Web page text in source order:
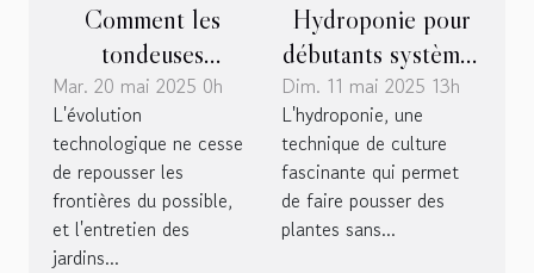
Comment les
tondeuses
automatiques
révolutionnent
l'entretien des
jardins en 2025
Mar. 20 mai 2025 0h
L'évolution
technologique ne cesse
de repousser les
frontières du possible,
et l'entretien des
jardins...
Hydroponie pour
débutants systèmes
simplifiés pour
cultiver sans terre
Dim. 11 mai 2025 13h
L'hydroponie, une
technique de culture
fascinante qui permet
de faire pousser des
plantes sans...